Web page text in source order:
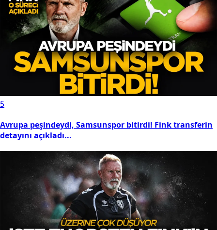
5
Avrupa peşindeydi, Samsunspor bitirdi! Fink transferin
detayını açıkladı...